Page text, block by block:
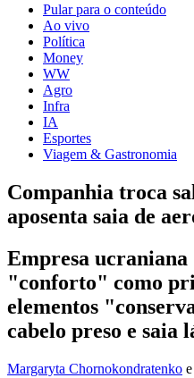
Pular para o conteúdo
Ao vivo
Política
Money
WW
Agro
Infra
IA
Esportes
Viagem & Gastronomia
Companhia troca
aposenta saia de
Empresa ucraniana
"conforto" como
elementos
cabelo preso e saia
Margaryta Chornokondratenko e